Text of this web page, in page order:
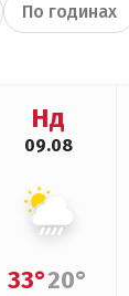
По годинах
Нд
09.08
33°20°